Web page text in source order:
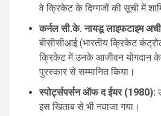
वे क्रिकेट के दिग्गजों की सूची में
कर्नल सी.के. नायडू लाइफटाइम
बीसीसीआई (भारतीय क्रिकेट
क्रिकेट में उनके आजीवन योगदान के
पुरस्कार से सम्मानित किया।
स्पोर्ट्सपर्सन ऑफ द ईयर (1980):
इस खिताब से भी नवाजा गया।